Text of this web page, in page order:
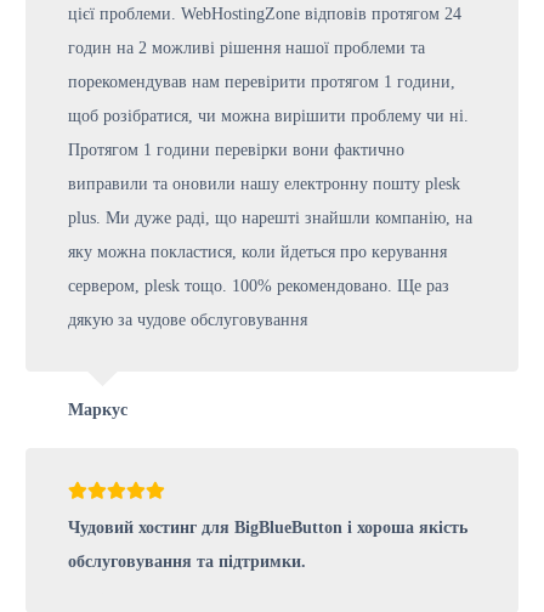
цієї проблеми. WebHostingZone відповів протягом 24
годин на 2 можливі рішення нашої проблеми та
порекомендував нам перевірити протягом 1 години,
щоб розібратися, чи можна вирішити проблему чи ні.
Протягом 1 години перевірки вони фактично
виправили та оновили нашу електронну пошту plesk
plus. Ми дуже раді, що нарешті знайшли компанію, на
яку можна покластися, коли йдеться про керування
сервером, plesk тощо. 100% рекомендовано. Ще раз
дякую за чудове обслуговування
Маркус
Чудовий хостинг для BigBlueButton і хороша якість
обслуговування та підтримки.